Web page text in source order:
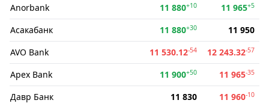
Anorbank 11 880+10 11 965+5
Асакабанк 11 880+30
11 950
AVO Bank
11 530.12-54 12 243.32-57
Apex Bank 11 900+50 11 965-35
Давр Банк 11 830 11 960-10